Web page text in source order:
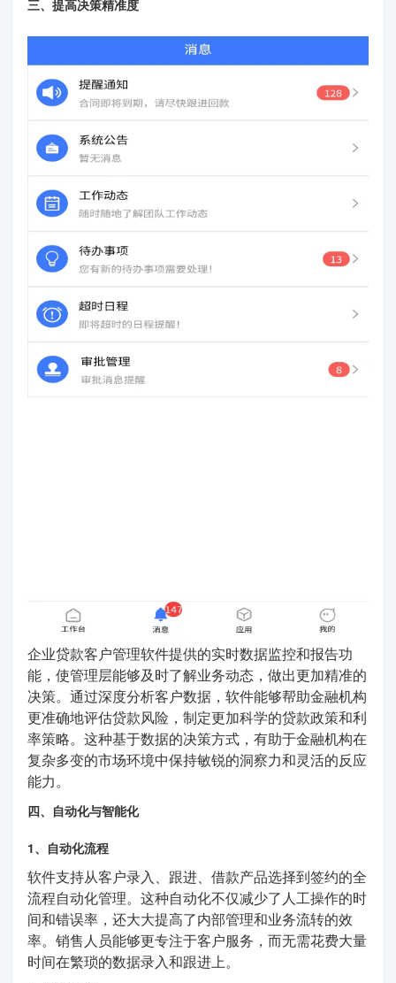
三、提高决策精准度
企业贷款客户管理软件提供的实时数据监控和报告功
能，使管理层能够及时了解业务动态，做出更加精准的
决策。通过深度分析客户数据，软件能够帮助金融机构
更准确地评估贷款风险，制定更加科学的贷款政策和利
率策略。这种基于数据的决策方式，有助于金融机构在
复杂多变的市场环境中保持敏锐的洞察力和灵活的反应
能力。
四、自动化与智能化
1、自动化流程
软件支持从客户录入、跟进、借款产品选择到签约的全
流程自动化管理。这种自动化不仅减少了人工操作的时
间和错误率，还大大提高了内部管理和业务流转的效
率。销售人员能够更专注于客户服务，而无需花费大量
时间在繁琐的数据录入和跟进上。